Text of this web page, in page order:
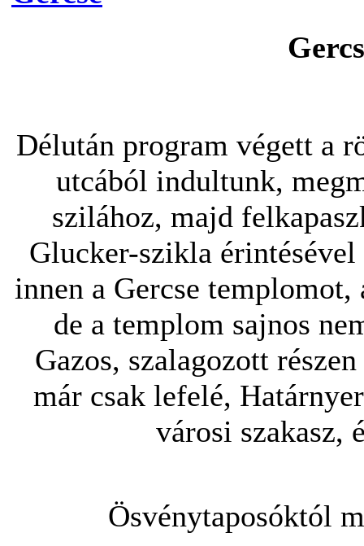
Délután program végett a
utcából indultunk,
szilához, majd
Glucker-szikla
innen a Gercse
de a templom sajnos
Gazos, szalagozott
már csak lefelé,
városi szakasz,
Ösvénytaposóktól